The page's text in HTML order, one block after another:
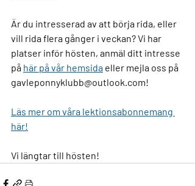
Är du intresserad av att börja rida, eller
vill rida flera gånger i veckan? Vi har
platser inför hösten, anmäl ditt intresse
på här på vår hemsida eller mejla oss på
gavleponnyklubb@outlook.com!
Läs mer om våra lektionsabonnemang
här!
Vi längtar till hösten!